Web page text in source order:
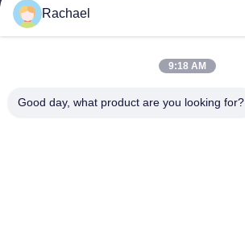
टेलीफोन
0086-15112103717
Rachael
9:18 AM
Good day, what product are you looking for?